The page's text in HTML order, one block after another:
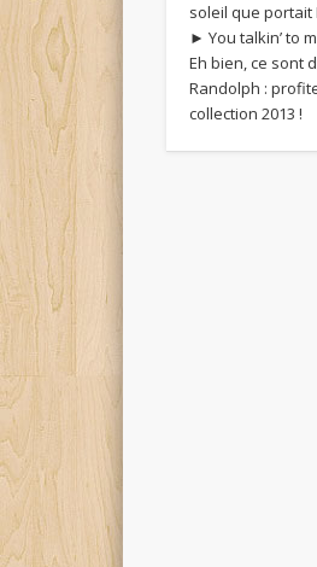
soleil que portait
► You talkin’ to
Eh bien, ce sont
Randolph :
collection 2013 !